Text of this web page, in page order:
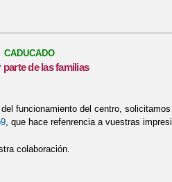
CADUCADO
de las familias
funcionamiento del centro,
, que hace refenrencia a vuestras
colaboración.